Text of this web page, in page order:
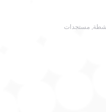
, مستجدات